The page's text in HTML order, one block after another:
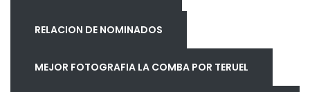
RELACION DE NOMINADOS
MEJOR FOTOGRAFIA LA COMBA POR TERUEL